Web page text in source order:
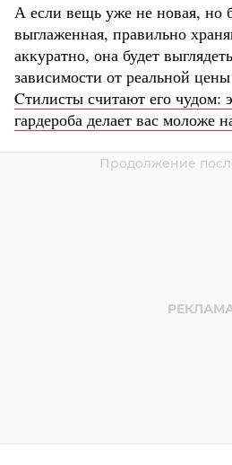
А если вещь уже не новая, но
выглаженная, правильно
аккуратно, она будет
зависимости от реальной
Cтилисты считают его чудом:
гардероба делает вас моложе